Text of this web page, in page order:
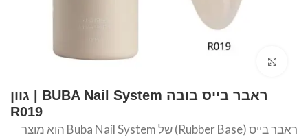
ראבר בייס בובה BUBA Nail System | גוון
R019
ראבר בייס (Rubber Base) של Buba Nail System הוא מוצר